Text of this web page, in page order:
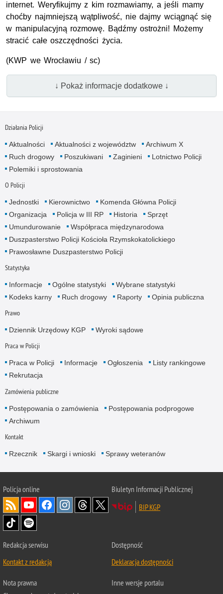
internet. Weryfikujmy z kim rozmawiamy, a jeśli mamy
choćby najmniejszą wątpliwość, nie dajmy wciągnąć się
w manipulacyjną rozmowę. Bądźmy ostrożni! Możemy
stracić całe oszczędności życia.
(KWP we Wrocławiu / sc)
↓ Pokaż informacje dodatkowe ↓
Działania Policji
Aktualności Aktualności z województw
Archiwum X
Ruch drogowy
Poszukiwani Zaginieni
Lotnictwo Policji
Polemiki i sprostowania
O Policji
Jednostki Kierownictwo
Komenda Główna Policji
Organizacja
Policja w III RP Historia
Sprzęt
Umundurowanie
Współpraca międzynarodowa
Duszpasterstwo Policji Kościoła Rzymskokatolickiego
Prawosławne Duszpasterstwo Policji
Statystyka
Informacje Ogólne statystyki
Wybrane statystyki
Kodeks karny
Ruch drogowy Raporty Opinia publiczna
Prawo
Dziennik Urzędowy KGP Wyroki sądowe
Praca w Policji
Praca w Policji Informacje Ogłoszenia
Listy rankingowe
Rekrutacja
Zamówienia publiczne
Postępowania o zamówienia
Postępowania podprogowe
Archiwum
Kontakt
Rzecznik Skargi i wnioski Sprawy weteranów
Policjaonline
Biuletyn Informacji Publicznej
BIP KGP
Redakcja serwisu
Kontakt z redakcją
Dostępność
Deklaracja dostępności
Nota prawna
Inne wersje portalu